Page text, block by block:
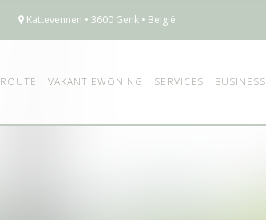
Kattevennen • 3600 Genk • België
ROUTE VAKANTIEWONING SERVICES BUSINESS